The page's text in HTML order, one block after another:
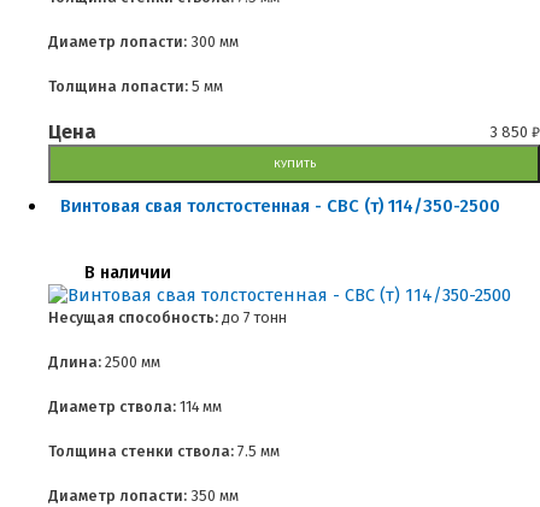
Диаметр лопасти: 300 мм
Толщина лопасти: 5 мм
Цена 3 850 ₽
КУПИТЬ
Винтовая свая толстостенная - СВС (т) 114/350-2500
В наличии
Несущая способность: до 7 тонн
Длина: 2500 мм
Диаметр ствола: 114 мм
Толщина стенки ствола: 7.5 мм
Диаметр лопасти: 350 мм